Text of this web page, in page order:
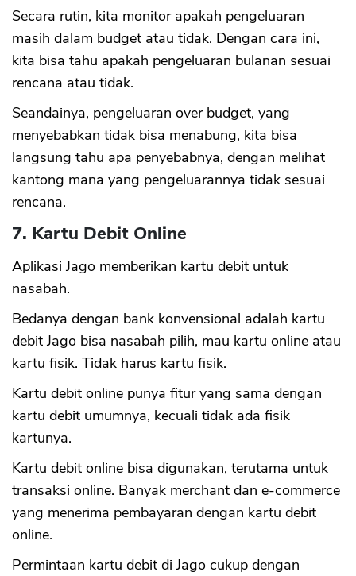
Secara rutin, kita monitor apakah pengeluaran
masih dalam budget atau tidak. Dengan cara ini,
kita bisa tahu apakah pengeluaran bulanan sesuai
rencana atau tidak.
Seandainya, pengeluaran over budget, yang
menyebabkan tidak bisa menabung, kita bisa
langsung tahu apa penyebabnya, dengan melihat
kantong mana yang pengeluarannya tidak sesuai
rencana.
7. Kartu Debit Online
Aplikasi Jago memberikan kartu debit untuk
nasabah.
Bedanya dengan bank konvensional adalah kartu
debit Jago bisa nasabah pilih, mau kartu online atau
kartu fisik. Tidak harus kartu fisik.
Kartu debit online punya fitur yang sama dengan
kartu debit umumnya, kecuali tidak ada fisik
kartunya.
Kartu debit online bisa digunakan, terutama untuk
transaksi online. Banyak merchant dan e-commerce
yang menerima pembayaran dengan kartu debit
online.
Permintaan kartu debit di Jago cukup dengan
OK
CANCEL